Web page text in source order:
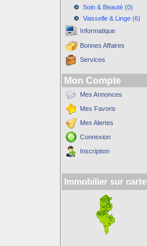
Soin & Beauté (0)
Vaisselle & Linge (6)
Informatique
Bonnes Affaires
Services
Mon Compte
Mes Annonces
Mes Favoris
Mes Alertes
Connexion
Inscription
Immobilier sur carte